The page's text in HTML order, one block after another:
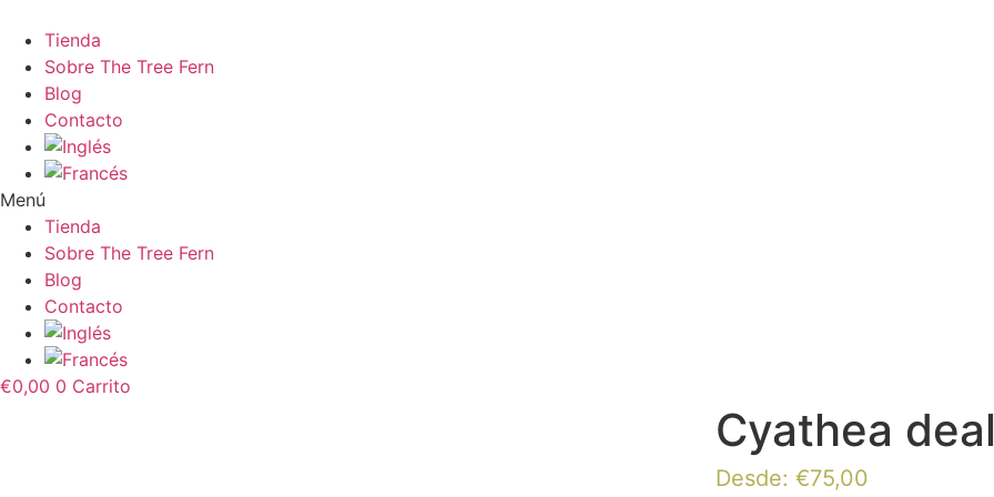
Tienda
Sobre The Tree Fern
Blog
Contacto
Menú
Tienda
Sobre The Tree Fern
Blog
Contacto
€0,00 0 Carrito
Cyathea
Desde:€75,00